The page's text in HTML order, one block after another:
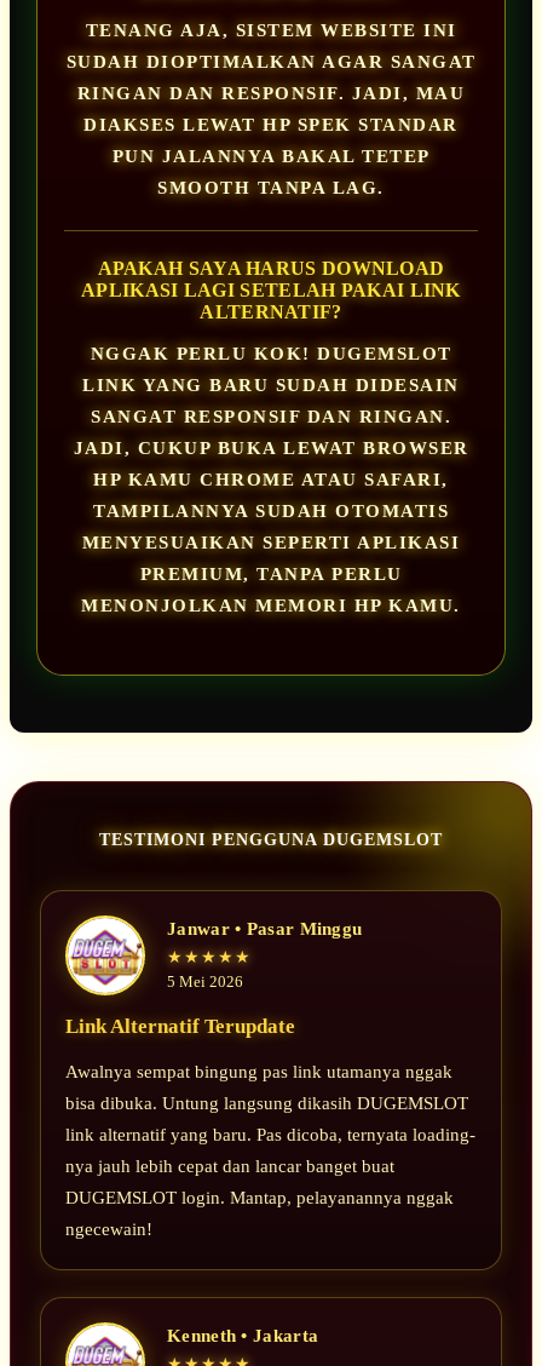
TENANG AJA, SISTEM WEBSITE INI
SUDAH DIOPTIMALKAN AGAR SANGAT
RINGAN DAN RESPONSIF. JADI, MAU
DIAKSES LEWAT HP SPEK STANDAR
PUN JALANNYA BAKAL TETEP
SMOOTH TANPA LAG.
APAKAH SAYA HARUS DOWNLOAD
APLIKASI LAGI SETELAH PAKAI LINK
ALTERNATIF?
NGGAK PERLU KOK! DUGEMSLOT
LINK YANG BARU SUDAH DIDESAIN
SANGAT RESPONSIF DAN RINGAN.
JADI, CUKUP BUKA LEWAT BROWSER
HP KAMU CHROME ATAU SAFARI,
TAMPILANNYA SUDAH OTOMATIS
MENYESUAIKAN SEPERTI APLIKASI
PREMIUM, TANPA PERLU
MENONJOLKAN MEMORI HP KAMU.
TESTIMONI PENGGUNA DUGEMSLOT
Janwar • Pasar Minggu
★★★★★
5 Mei 2026
Link Alternatif Terupdate
Awalnya sempat bingung pas link utamanya nggak
bisa dibuka. Untung langsung dikasih DUGEMSLOT
link alternatif yang baru. Pas dicoba, ternyata loading-
nya jauh lebih cepat dan lancar banget buat
DUGEMSLOT login. Mantap, pelayanannya nggak
ngecewain!
Kenneth • Jakarta